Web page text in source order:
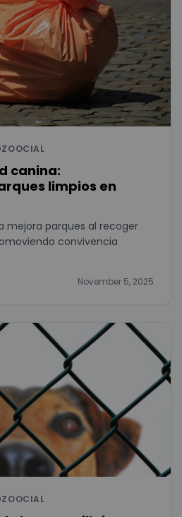
canina:
limpios en
mejora parques al recoger
convivencia
November 5, 2025